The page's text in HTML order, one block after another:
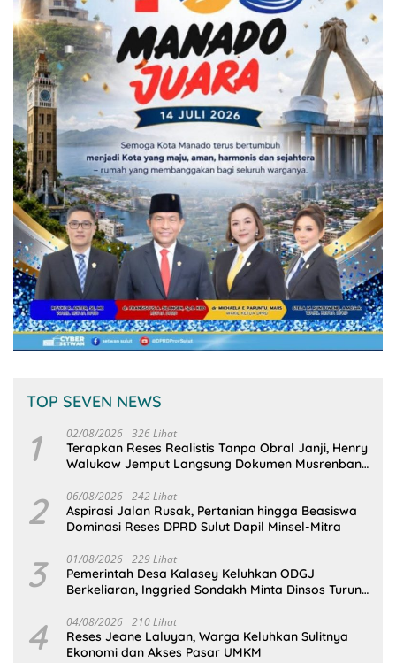
TOP SEVEN NEWS
1 02/08/2026 326 Lihat
Terapkan Reses Realistis Tanpa Obral Janji, Henry
Walukow Jemput Langsung Dokumen Musrenbang
2 06/08/2026 242 Lihat
Aspirasi Jalan Rusak, Pertanian hingga Beasiswa
Dominasi Reses DPRD Sulut Dapil Minsel-Mitra
3 01/08/2026 229 Lihat
Pemerintah Desa Kalasey Keluhkan ODGJ
Berkeliaran, Inggried Sondakh Minta Dinsos Turun
4 04/08/2026 210 Lihat
Reses Jeane Laluyan, Warga Keluhkan Sulitnya
Ekonomi dan Akses Pasar UMKM